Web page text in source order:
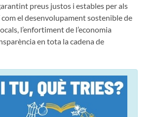
preus justos i estables per als
el desenvolupament sostenible de
l’enfortiment de l’economia
en tota la cadena de